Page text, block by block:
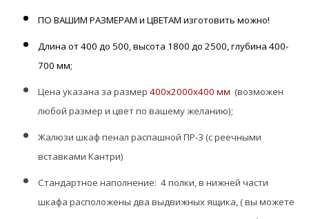
ПО ВАШИМ РАЗМЕРАМ и ЦВЕТАМ изготовить можно!
Длина от 400 до 500, высота 1800 до 2500, глубина 400-
700 мм;
Цена указана за размер 400х2000х400 мм (возможен
любой размер и цвет по вашему желанию);
Жалюзи шкаф пенал распашной ПР-3 (с реечными
вставками Кантри)
Стандартное наполнение: 4 полки, в нижней части
шкафа расположены два выдвижных ящика, ( вы можете